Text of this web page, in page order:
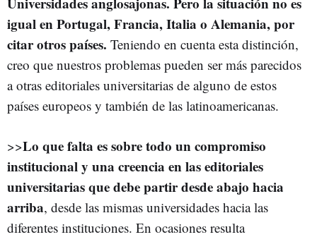
igual en Portugal, Francia, Italia o Alemania, por
citar otros países. Teniendo en cuenta esta distinción,
creo que nuestros problemas pueden ser más parecidos
a otras editoriales universitarias de alguno de estos
países europeos y también de las latinoamericanas.
>>Lo que falta es sobre todo un compromiso
institucional y una creencia en las editoriales
universitarias que debe partir desde abajo hacia
arriba, desde las mismas universidades hacia las
diferentes instituciones. En ocasiones resulta